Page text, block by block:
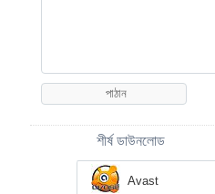
শীর্ষ ডাউনলোড
Avast